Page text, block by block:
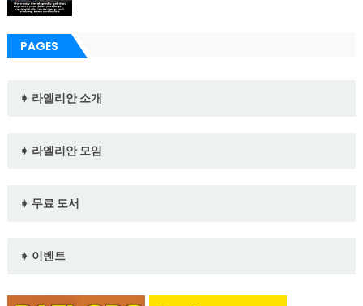
PAGES
➧ 라엘리안 소개
➧ 라엘리안 모임
➧ 무료 도서
➧ 이벤트